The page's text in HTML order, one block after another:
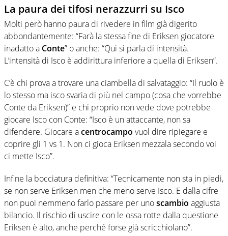
La paura dei tifosi nerazzurri su Isco
Molti però hanno paura di rivedere in film già digerito
abbondantemente: “Farà la stessa fine di Eriksen giocatore
inadatto a Conte” o anche: “Qui si parla di intensità.
L’intensità di Isco è addirittura inferiore a quella di Eriksen”.
C’è chi prova a trovare una ciambella di salvataggio: “Il ruolo è
lo stesso ma isco svaria di più nel campo (cosa che vorrebbe
Conte da Eriksen)” e chi proprio non vede dove potrebbe
giocare Isco con Conte: “Isco è un attaccante, non sa
difendere. Giocare acentrocampo vuol dire ripiegare e
coprire gli 1 vs 1. Non ci gioca Eriksen mezzala secondo voi
ci mette Isco”.
Infine la bocciatura definitiva: “Tecnicamente non sta in piedi,
se non serve Eriksen men che meno serve Isco. E dalla cifre
non puoi nemmeno farlo passare per unoscambio aggiusta
bilancio. Il rischio di uscire con le ossa rotte dalla questione
Eriksen è alto, anche perché forse già scricchiolano”.